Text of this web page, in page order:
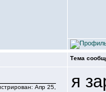
Тема
Апр 25,
я